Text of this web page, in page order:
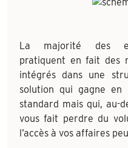
La majorité des
pratiquent en fait des
intégrés dans une
solution qui gagne
standard mais qui, au-
vous fait perdre du
l’accès à vos affaires